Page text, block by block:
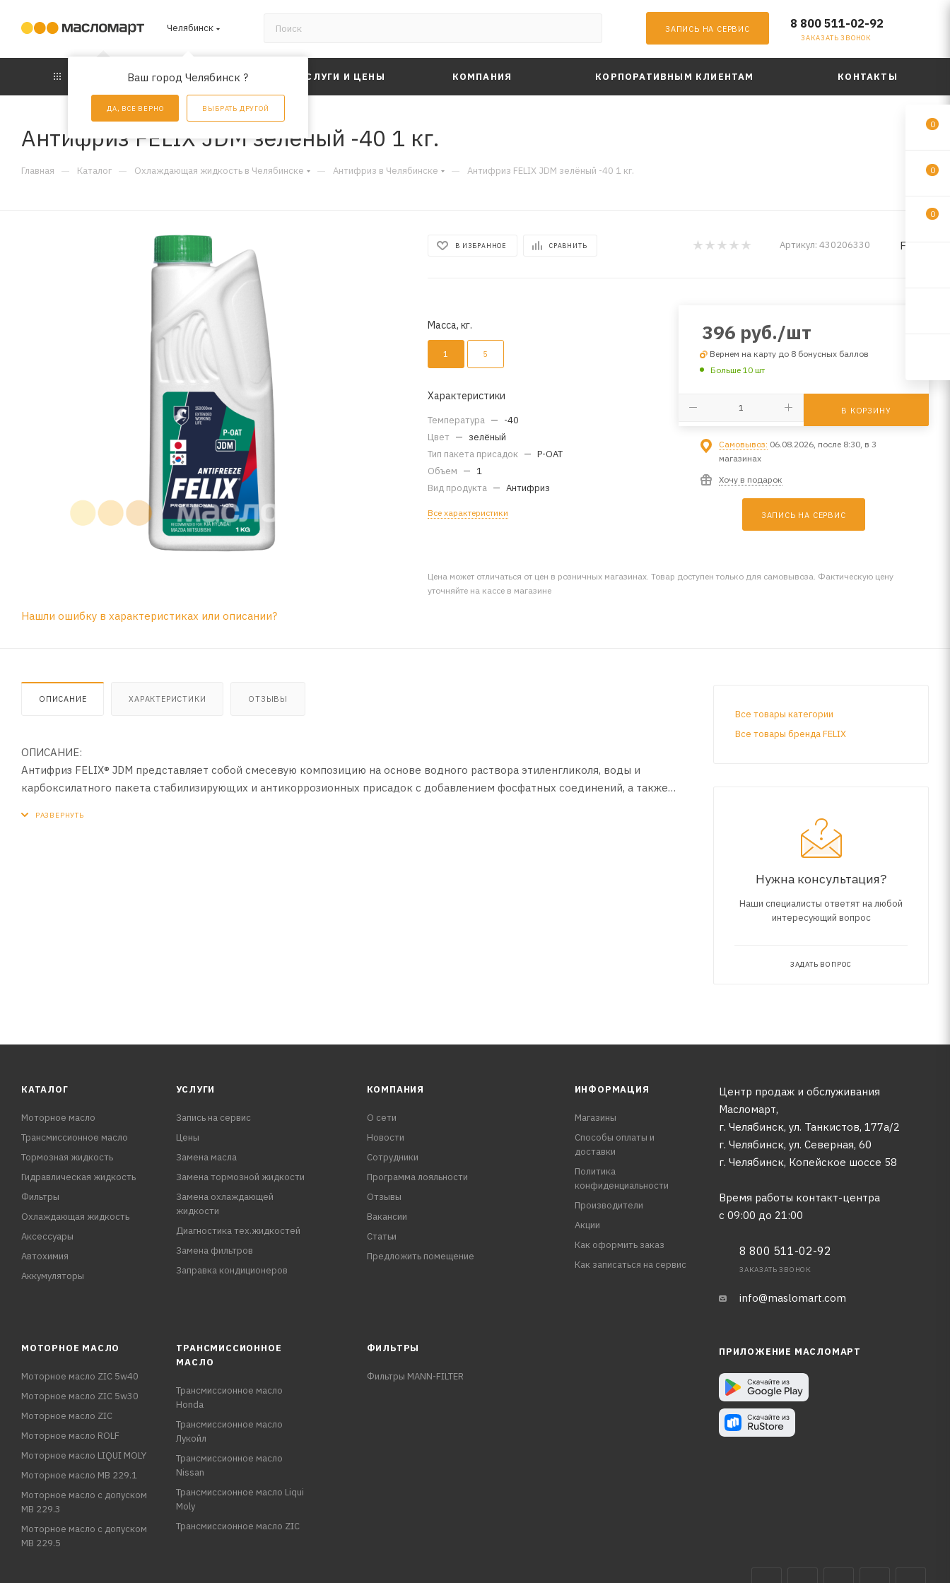
Челябинск
Ваш город Челябинск ?
ДА, ВСЕ ВЕРНО ВЫБРАТЬ ДРУГОЙ
ЗАПИСЬ НА СЕРВИС 8 800 511-02-92
ЗАКАЗАТЬ ЗВОНОК
АКЦИИ УСЛУГИ И ЦЕНЫ КОМПАНИЯ КОРПОРАТИВНЫМ КЛИЕНТАМ КОНТАКТЫ
Антифриз FELIX JDM зелёный -40 1 кг.
Главная — Каталог — Охлаждающая жидкость в Челябинске — Антифриз в Челябинске — Антифриз FELIX JDM зелёный -40 1 кг.
В ИЗБРАННОЕ СРАВНИТЬ Артикул: 430206330 FELIX
Масса, кг.
1 5
Характеристики
Температура — -40
Цвет — зелёный
Тип пакета присадок — P-OAT
Объем — 1
Вид продукта — Антифриз
Все характеристики
396 руб./шт
Вернем на карту до 8 бонусных баллов
Больше 10 шт
В КОРЗИНУ
Самовывоз: 06.08.2026, после 8:30, в 3
магазинах
Хочу в подарок
ЗАПИСЬ НА СЕРВИС
Цена может отличаться от цен в розничных магазинах. Товар доступен только для самовывоза. Фактическую цену
уточняйте на кассе в магазине
Нашли ошибку в характеристиках или описании?
ОПИСАНИЕ ХАРАКТЕРИСТИКИ ОТЗЫВЫ
ОПИСАНИЕ:
Антифриз FELIX® JDM представляет собой смесевую композицию на основе водного раствора этиленгликоля, воды и
карбоксилатного пакета стабилизирующих и антикоррозионных присадок с добавлением фосфатных соединений, а также
Все товары категории
Все товары бренда FELIX
Нужна консультация?
Наши специалисты ответят на любой
интересующий вопрос
ЗАДАТЬ ВОПРОС
КАТАЛОГ
Моторное масло
Трансмиссионное масло
Тормозная жидкость
Гидравлическая жидкость
Фильтры
Охлаждающая жидкость
Аксессуары
Автохимия
Аккумуляторы
УСЛУГИ
Запись на сервис
Цены
Замена масла
Замена тормозной жидкости
Замена охлаждающей
жидкости
Диагностика тех.жидкостей
Замена фильтров
Заправка кондиционеров
КОМПАНИЯ
О сети
Новости
Сотрудники
Программа лояльности
Отзывы
Вакансии
Статьи
Предложить помещение
ИНФОРМАЦИЯ
Магазины
Способы оплаты и
доставки
Политика
конфиденциальности
Производители
Акции
Как оформить заказ
Как записаться на сервис
Центр продаж и обслуживания
Масломарт,
г. Челябинск, ул. Танкистов, 177а/2
г. Челябинск, ул. Северная, 60
г. Челябинск, Копейское шоссе 58
Время работы контакт-центра
с 09:00 до 21:00
8 800 511-02-92
ЗАКАЗАТЬ ЗВОНОК
info@maslomart.com
МОТОРНОЕ МАСЛО
Моторное масло ZIC 5w40
Моторное масло ZIC 5w30
Моторное масло ZIC
Моторное масло ROLF
Моторное масло LIQUI MOLY
Моторное масло MB 229.1
Моторное масло с допуском
MB 229.3
Моторное масло с допуском
MB 229.5
ТРАНСМИССИОННОЕ
МАСЛО
Трансмиссионное масло
Honda
Трансмиссионное масло
Лукойл
Трансмиссионное масло
Nissan
Трансмиссионное масло Liqui
Moly
Трансмиссионное масло ZIC
ФИЛЬТРЫ
Фильтры MANN-FILTER
ПРИЛОЖЕНИЕ МАСЛОМАРТ
0
0
0